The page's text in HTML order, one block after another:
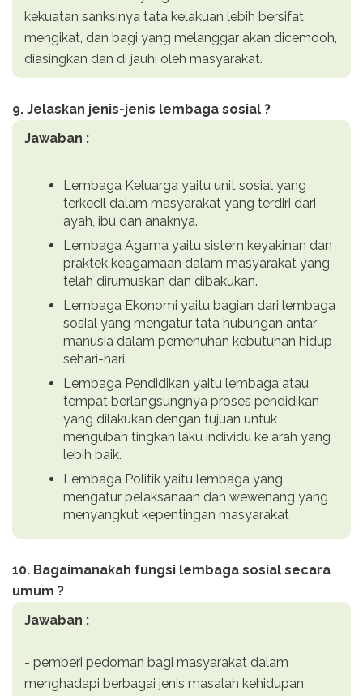
kekuatan sanksinya tata kelakuan lebih bersifat
mengikat, dan bagi yang melanggar akan dicemooh,
diasingkan dan di jauhi oleh masyarakat.
9. Jelaskan jenis-jenis lembaga sosial ?
Jawaban :
Lembaga Keluarga yaitu unit sosial yang
terkecil dalam masyarakat yang terdiri dari
ayah, ibu dan anaknya.
Lembaga Agama yaitu sistem keyakinan dan
praktek keagamaan dalam masyarakat yang
telah dirumuskan dan dibakukan.
Lembaga Ekonomi yaitu bagian dari lembaga
sosial yang mengatur tata hubungan antar
manusia dalam pemenuhan kebutuhan hidup
sehari-hari.
Lembaga Pendidikan yaitu lembaga atau
tempat berlangsungnya proses pendidikan
yang dilakukan dengan tujuan untuk
mengubah tingkah laku individu ke arah yang
lebih baik.
Lembaga Politik yaitu lembaga yang
mengatur pelaksanaan dan wewenang yang
menyangkut kepentingan masyarakat
10. Bagaimanakah fungsi lembaga sosial secara
umum ?
Jawaban :
- pemberi pedoman bagi masyarakat dalam
menghadapi berbagai jenis masalah kehidupan